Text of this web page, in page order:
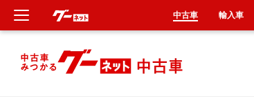
中古車 輸入車
新車